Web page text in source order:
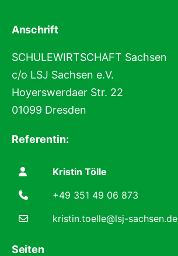
Anschrift
SCHULEWIRTSCHAFT Sachsen
c/o LSJ Sachsen e.V.
Hoyerswerdaer Str. 22
01099 Dresden
Referentin:
Kristin Tölle
+49 351 49 06 873
kristin.toelle@lsj-sachsen.de
Seiten